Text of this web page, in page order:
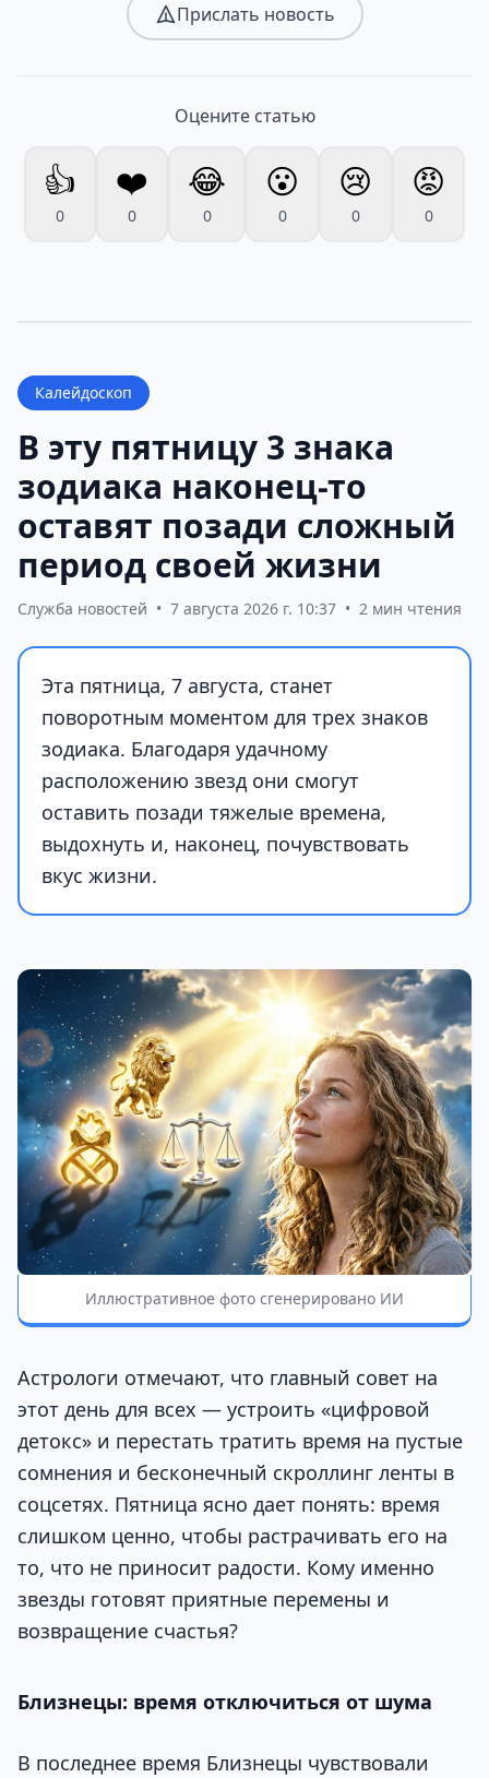
Прислать новость
Оцените статью
👍
0
❤️
0
😂
0
😮
0
😢
0
😡
0
Калейдоскоп
В эту пятницу 3 знака
зодиака наконец-то
оставят позади сложный
период своей жизни
Служба новостей • 7 августа 2026 г. 10:37 • 2 мин чтения
Эта пятница, 7 августа, станет
поворотным моментом для трех знаков
зодиака. Благодаря удачному
расположению звезд они смогут
оставить позади тяжелые времена,
выдохнуть и, наконец, почувствовать
вкус жизни.
Иллюстративное фото сгенерировано ИИ
Астрологи отмечают, что главный совет на
этот день для всех — устроить «цифровой
детокс» и перестать тратить время на пустые
сомнения и бесконечный скроллинг ленты в
соцсетях. Пятница ясно дает понять: время
слишком ценно, чтобы растрачивать его на
то, что не приносит радости. Кому именно
звезды готовят приятные перемены и
возвращение счастья?
Близнецы: время отключиться от шума
В последнее время Близнецы чувствовали